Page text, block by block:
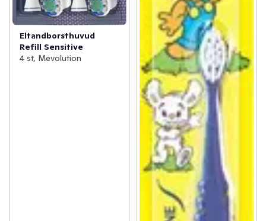
Eltandborsthuvud
Refill Sensitive
4 st, Mevolution